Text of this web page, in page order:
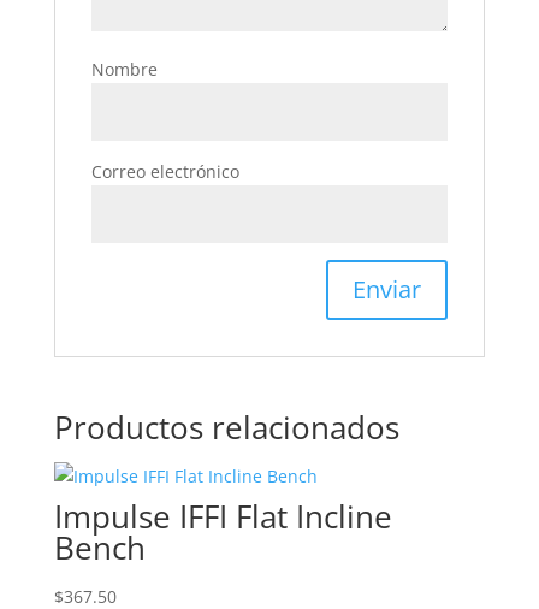
Nombre
Correo electrónico
Productos relacionados
Impulse IFFI Flat Incline
Bench
$367.50